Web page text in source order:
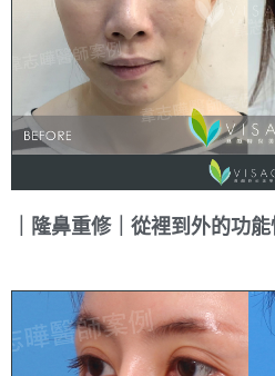
｜隆鼻重修｜從裡到外的功